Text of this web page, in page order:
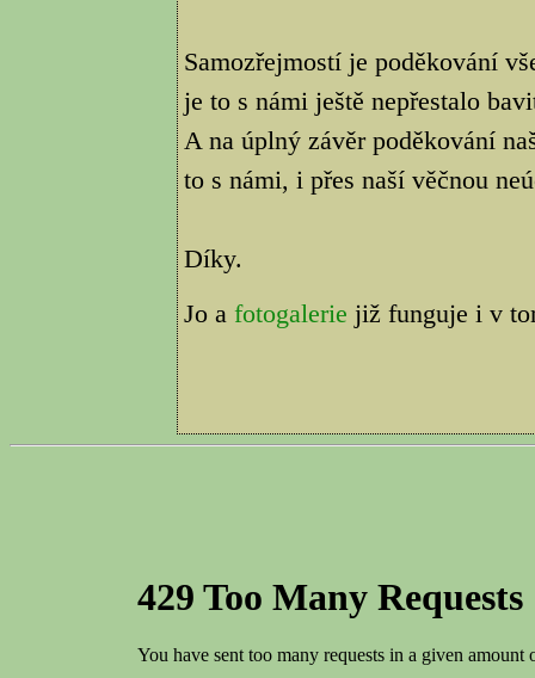
Samozřejmostí je poděkování
je to s námi ještě nepřestalo
A na úplný závěr poděkování
to s námi, i přes naší věčnou
Díky.
Jo a fotogalerie již funguje i v